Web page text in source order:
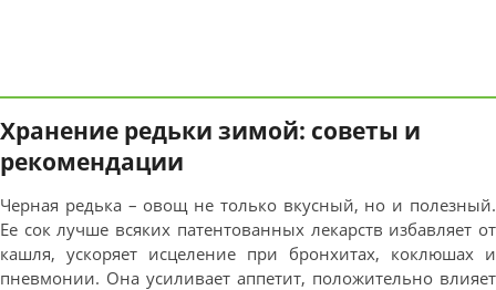
Хранение редьки зимой: советы и
рекомендации
Черная редька – овощ не только вкусный, но и полезный.
Ее сок лучше всяких патентованных лекарств избавляет от
кашля, ускоряет исцеление при бронхитах, коклюшах и
пневмонии. Она усиливает аппетит, положительно влияет